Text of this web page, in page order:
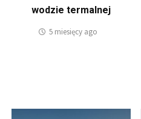
wodzie termalnej
5 miesięcy ago